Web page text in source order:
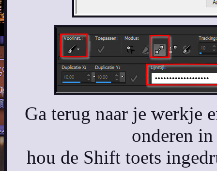
Ga terug naar je werkje
onderen
hou de Shift toets